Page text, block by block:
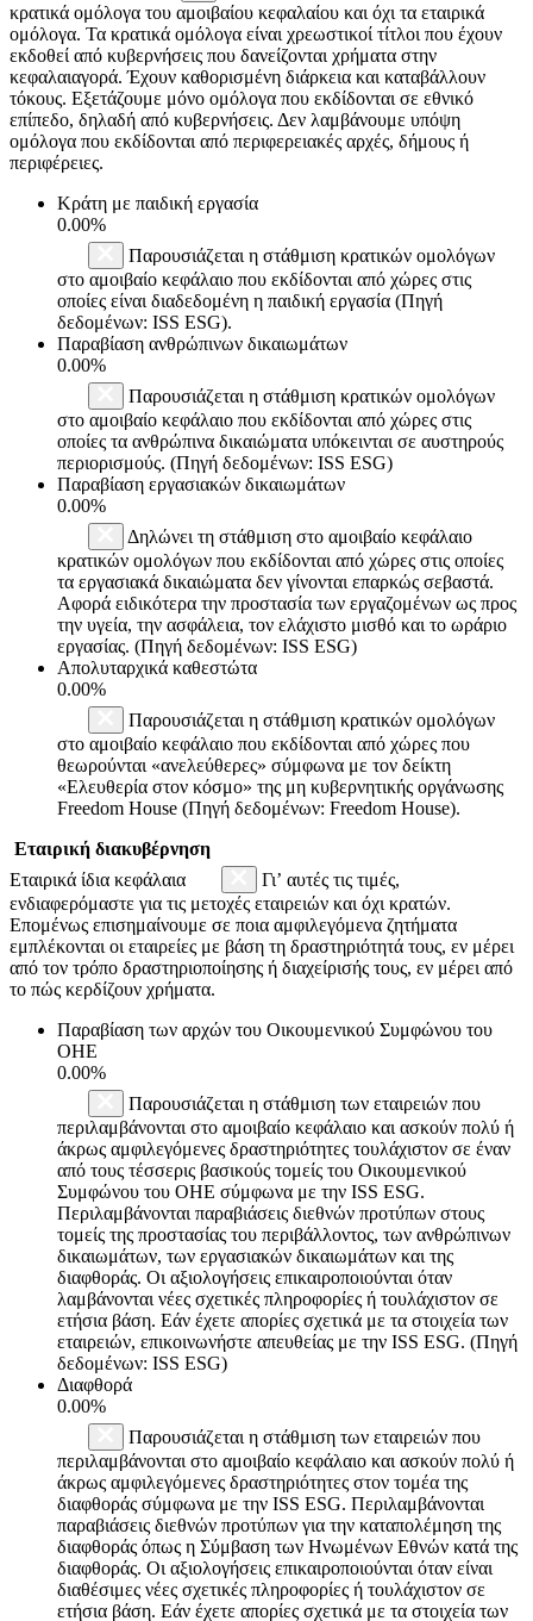
κρατικά ομόλογα του αμοιβαίου κεφαλαίου και όχι τα εταιρικά
ομόλογα. Τα κρατικά ομόλογα είναι χρεωστικοί τίτλοι που έχουν
εκδοθεί από κυβερνήσεις που δανείζονται χρήματα στην
κεφαλαιαγορά. Έχουν καθορισμένη διάρκεια και καταβάλλουν
τόκους. Εξετάζουμε μόνο ομόλογα που εκδίδονται σε εθνικό
επίπεδο, δηλαδή από κυβερνήσεις. Δεν λαμβάνουμε υπόψη
ομόλογα που εκδίδονται από περιφερειακές αρχές, δήμους ή
περιφέρειες.
Κράτη με παιδική εργασία
0.00%
Παρουσιάζεται η στάθμιση κρατικών ομολόγων
στο αμοιβαίο κεφάλαιο που εκδίδονται από χώρες στις
οποίες είναι διαδεδομένη η παιδική εργασία (Πηγή
δεδομένων: ISS ESG).
Παραβίαση ανθρώπινων δικαιωμάτων
0.00%
Παρουσιάζεται η στάθμιση κρατικών ομολόγων
στο αμοιβαίο κεφάλαιο που εκδίδονται από χώρες στις
οποίες τα ανθρώπινα δικαιώματα υπόκεινται σε αυστηρούς
περιορισμούς. (Πηγή δεδομένων: ISS ESG)
Παραβίαση εργασιακών δικαιωμάτων
0.00%
Δηλώνει τη στάθμιση στο αμοιβαίο κεφάλαιο
κρατικών ομολόγων που εκδίδονται από χώρες στις οποίες
τα εργασιακά δικαιώματα δεν γίνονται επαρκώς σεβαστά.
Αφορά ειδικότερα την προστασία των εργαζομένων ως προς
την υγεία, την ασφάλεια, τον ελάχιστο μισθό και το ωράριο
εργασίας. (Πηγή δεδομένων: ISS ESG)
Απολυταρχικά καθεστώτα
0.00%
Παρουσιάζεται η στάθμιση κρατικών ομολόγων
στο αμοιβαίο κεφάλαιο που εκδίδονται από χώρες που
θεωρούνται «ανελεύθερες» σύμφωνα με τον δείκτη
«Ελευθερία στον κόσμο» της μη κυβερνητικής οργάνωσης
Freedom House (Πηγή δεδομένων: Freedom House).
Εταιρική διακυβέρνηση
Εταιρικά ίδια κεφάλαια
Γι’ αυτές τις τιμές,
ενδιαφερόμαστε για τις μετοχές εταιρειών και όχι κρατών.
Επομένως επισημαίνουμε σε ποια αμφιλεγόμενα ζητήματα
εμπλέκονται οι εταιρείες με βάση τη δραστηριότητά τους, εν μέρει
από τον τρόπο δραστηριοποίησης ή διαχείρισής τους, εν μέρει από
το πώς κερδίζουν χρήματα.
Παραβίαση των αρχών του Οικουμενικού Συμφώνου του
ΟΗΕ
0.00%
Παρουσιάζεται η στάθμιση των εταιρειών που
περιλαμβάνονται στο αμοιβαίο κεφάλαιο και ασκούν πολύ ή
άκρως αμφιλεγόμενες δραστηριότητες τουλάχιστον σε έναν
από τους τέσσερις βασικούς τομείς του Οικουμενικού
Συμφώνου του ΟΗΕ σύμφωνα με την ISS ESG.
Περιλαμβάνονται παραβιάσεις διεθνών προτύπων στους
τομείς της προστασίας του περιβάλλοντος, των ανθρώπινων
δικαιωμάτων, των εργασιακών δικαιωμάτων και της
διαφθοράς. Οι αξιολογήσεις επικαιροποιούνται όταν
λαμβάνονται νέες σχετικές πληροφορίες ή τουλάχιστον σε
ετήσια βάση. Εάν έχετε απορίες σχετικά με τα στοιχεία των
εταιρειών, επικοινωνήστε απευθείας με την ISS ESG. (Πηγή
δεδομένων: ISS ESG)
Διαφθορά
0.00%
Παρουσιάζεται η στάθμιση των εταιρειών που
περιλαμβάνονται στο αμοιβαίο κεφάλαιο και ασκούν πολύ ή
άκρως αμφιλεγόμενες δραστηριότητες στον τομέα της
διαφθοράς σύμφωνα με την ISS ESG. Περιλαμβάνονται
παραβιάσεις διεθνών προτύπων για την καταπολέμηση της
διαφθοράς όπως η Σύμβαση των Ηνωμένων Εθνών κατά της
διαφθοράς. Οι αξιολογήσεις επικαιροποιούνται όταν είναι
διαθέσιμες νέες σχετικές πληροφορίες ή τουλάχιστον σε
ετήσια βάση. Εάν έχετε απορίες σχετικά με τα στοιχεία των